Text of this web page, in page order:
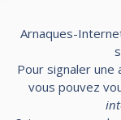
Arnaques-
Pour signaler
vous pouvez